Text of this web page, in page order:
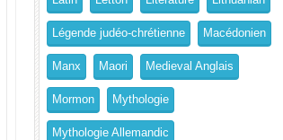
Légende judéo-chrétienne Macédonien
Manx Maori Medieval Anglais
Mormon Mythologie
Mythologie Allemandic